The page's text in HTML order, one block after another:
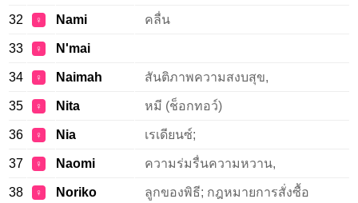
32 ♀ Nami คลื่น
33 ♀ N'mai
34 ♀ Naimah สันติภาพความสงบสุข,
35 ♀ Nita หมี (ช็อกทอว์)
36 ♀ Nia เรเดียนซ์;
37 ♀ Naomi ความร่มรื่นความหวาน,
38 ♀ Noriko ลูกของพิธี; กฎหมายการสั่งซื้อ